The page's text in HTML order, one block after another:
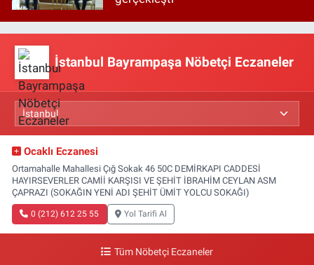
İstanbul Bayrampaşa Nöbetçi Eczaneler
Ocaklı Eczanesi
Ortamahalle Mahallesi Çığ Sokak 46 50C DEMİRKAPI CADDESİ
HAYIRSEVERLER CAMİİ KARŞISI VE ŞEHİT İBRAHİM CEYLAN ASM
ÇAPRAZI (SOKAĞIN YENİ ADI ŞEHİT ÜMİT YOLCU SOKAĞI)
0 (212) 612 25 55 Yol Tarifi Al
Tüm Nöbetçi Eczaneler